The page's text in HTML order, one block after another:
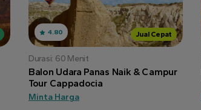
Jual Cepat
4.80
Durasi: 60 Menit
Balon Udara Panas Naik & Campur
Tour Cappadocia
Minta Harga